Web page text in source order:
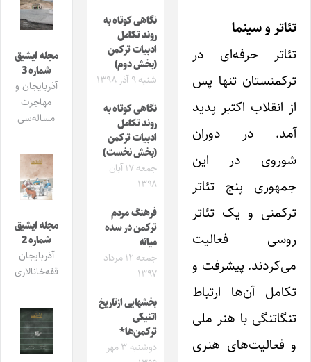
تئاتر و سینما
تئاتر حرفه‌ای در
ترکمنستان تنها پس
از انقلاب اکتبر پدید
آمد. در دوران
شوروی در این
جمهوری پنج تئاتر
ترکمنی و یک تئاتر
روسی فعالیت
می‌کردند. پیشرفت و
تکامل آن‌ها ارتباط
تنگاتنگی با هنر ملی
و فعالیت‌های هنری
نگاهی کوتاه به
روند تکامل
ادبیات ترکمن
(بخش دوم)
شنبه ۹ آذر ۱۳۹۸
نگاهی کوتاه به
روند تکامل
ادبیات ترکمن
(بخش نخست)
جمعه ۱۷ آبان
۱۳۹۸
فرهنگ مردم
ترکمن در سده‌
میانه
جمعه ۱۲ مرداد
۱۳۹۷
بخشهایی ازتاریخ
اتنیکی
ترکمن‌ها*
دوشنبه ۳ مهر
مجله ایشیق
شماره 3
آذربایجان و
مهاجرت
مساله‌سی
مجله ایشیق
شماره 2
آذربایجان
قفه‌خانالاری